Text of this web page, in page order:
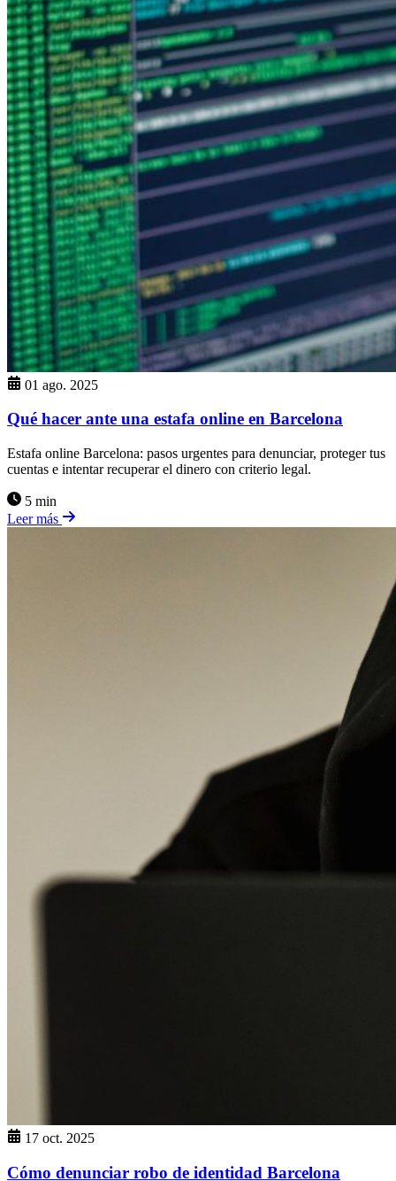
01 ago. 2025
Qué hacer ante una estafa online en Barcelona
Estafa online Barcelona: pasos urgentes para denunciar, proteger tus
cuentas e intentar recuperar el dinero con criterio legal.
5 min
Leer más
17 oct. 2025
Cómo denunciar robo de identidad Barcelona